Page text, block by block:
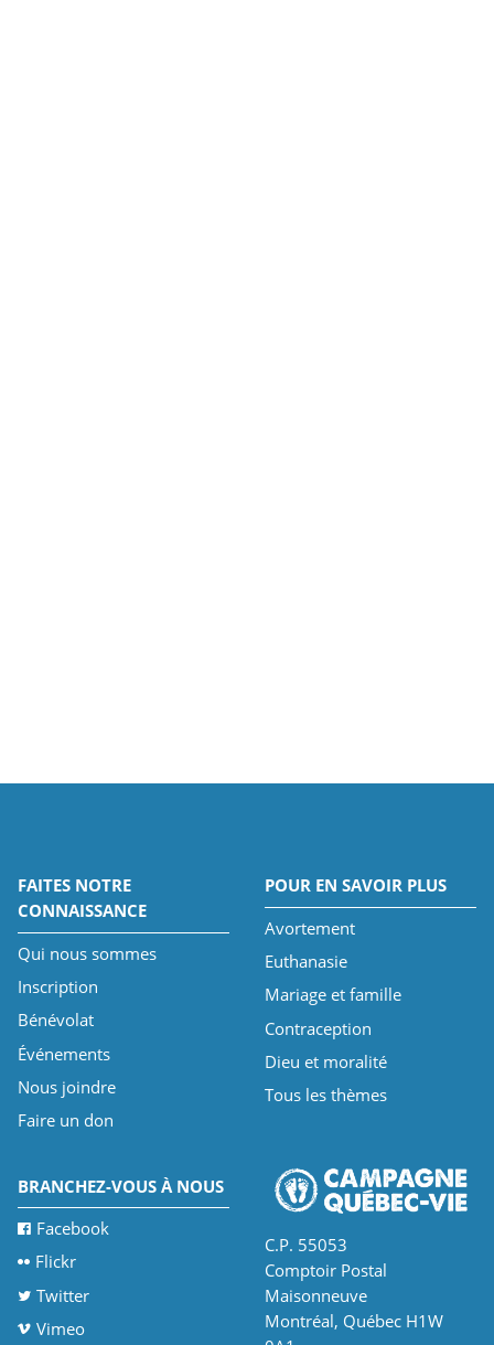
FAITES NOTRE
CONNAISSANCE
Qui nous sommes
Inscription
Bénévolat
Événements
Nous joindre
Faire un don
POUR EN SAVOIR PLUS
Avortement
Euthanasie
Mariage et famille
Contraception
Dieu et moralité
Tous les thèmes
BRANCHEZ-VOUS À NOUS
Facebook
Flickr
Twitter
Vimeo
C.P. 55053
Comptoir Postal
Maisonneuve
Montréal, Québec H1W